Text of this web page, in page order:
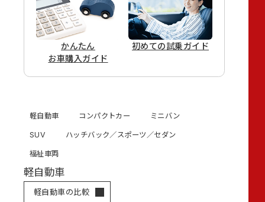
かんたん
お車購入ガイド
初めての試乗ガイド
軽自動車 コンパクトカー ミニバン
SUV ハッチバック／スポーツ／セダン
福祉車両
軽自動車
軽自動車の比較